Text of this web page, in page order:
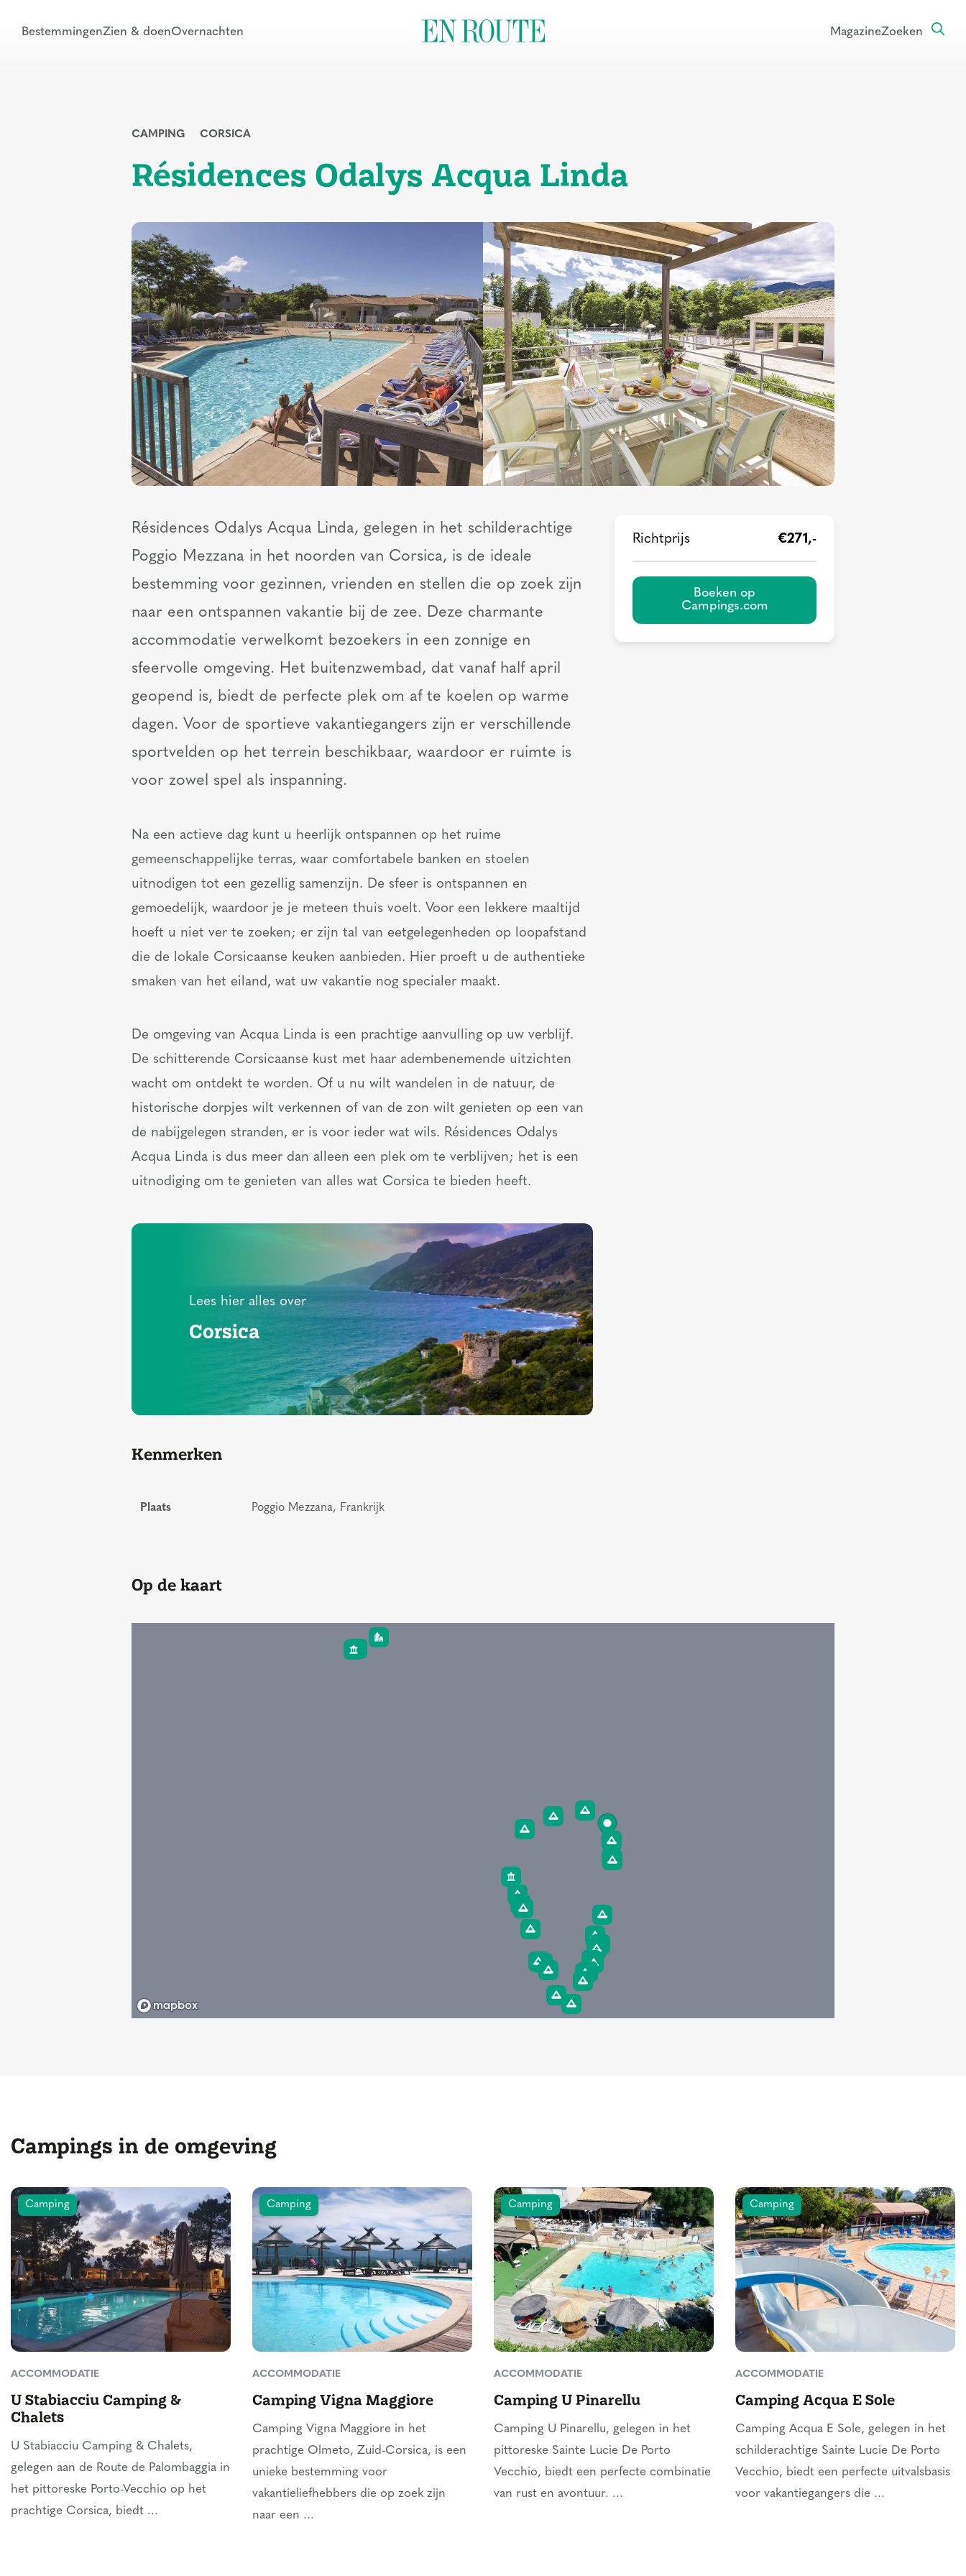
BestemmingenZien & doenOvernachten MagazineZoeken
CAMPING CORSICA
Résidences Odalys Acqua Linda
Résidences Odalys Acqua Linda, gelegen in het schilderachtige
Poggio Mezzana in het noorden van Corsica, is de ideale
bestemming voor gezinnen, vrienden en stellen die op zoek zijn
naar een ontspannen vakantie bij de zee. Deze charmante
accommodatie verwelkomt bezoekers in een zonnige en
sfeervolle omgeving. Het buitenzwembad, dat vanaf half april
geopend is, biedt de perfecte plek om af te koelen op warme
dagen. Voor de sportieve vakantiegangers zijn er verschillende
sportvelden op het terrein beschikbaar, waardoor er ruimte is
voor zowel spel als inspanning.
Na een actieve dag kunt u heerlijk ontspannen op het ruime
gemeenschappelijke terras, waar comfortabele banken en stoelen
uitnodigen tot een gezellig samenzijn. De sfeer is ontspannen en
gemoedelijk, waardoor je je meteen thuis voelt. Voor een lekkere maaltijd
hoeft u niet ver te zoeken; er zijn tal van eetgelegenheden op loopafstand
die de lokale Corsicaanse keuken aanbieden. Hier proeft u de authentieke
smaken van het eiland, wat uw vakantie nog specialer maakt.
De omgeving van Acqua Linda is een prachtige aanvulling op uw verblijf.
De schitterende Corsicaanse kust met haar adembenemende uitzichten
wacht om ontdekt te worden. Of u nu wilt wandelen in de natuur, de
historische dorpjes wilt verkennen of van de zon wilt genieten op een van
de nabijgelegen stranden, er is voor ieder wat wils. Résidences Odalys
Acqua Linda is dus meer dan alleen een plek om te verblijven; het is een
uitnodiging om te genieten van alles wat Corsica te bieden heeft.
Lees hier alles over
Corsica
Kenmerken
Plaats Poggio Mezzana, Frankrijk
Richtprijs €271,-
Boeken op
Campings.com
Op de kaart
Campings in de omgeving
Camping
ACCOMMODATIE
U Stabiacciu Camping &
Chalets
U Stabiacciu Camping & Chalets,
gelegen aan de Route de Palombaggia in
het pittoreske Porto-Vecchio op het
prachtige Corsica, biedt ...
Camping
ACCOMMODATIE
Camping Vigna Maggiore
Camping Vigna Maggiore in het
prachtige Olmeto, Zuid-Corsica, is een
unieke bestemming voor
vakantieliefhebbers die op zoek zijn
naar een ...
Camping
ACCOMMODATIE
Camping U Pinarellu
Camping U Pinarellu, gelegen in het
pittoreske Sainte Lucie De Porto
Vecchio, biedt een perfecte combinatie
van rust en avontuur. ...
Camping
ACCOMMODATIE
Camping Acqua E Sole
Camping Acqua E Sole, gelegen in het
schilderachtige Sainte Lucie De Porto
Vecchio, biedt een perfecte uitvalsbasis
voor vakantiegangers die ...